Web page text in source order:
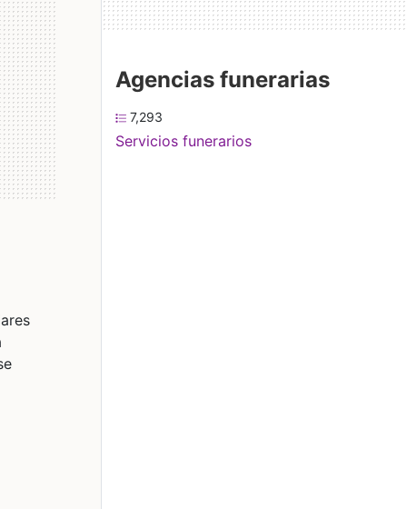
Agencias funerarias
7,293
Servicios funerarios